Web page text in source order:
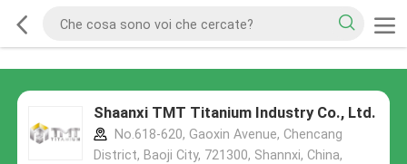
Shaanxi TMT Titanium Industry Co., Ltd.
No.618-620, Gaoxin Avenue, Chencang
District, Baoji City, 721300, Shannxi, China,